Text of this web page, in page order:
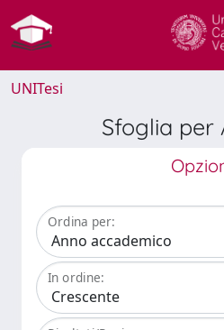
UNITesi
Sfoglia per
Ordina per:
In ordine: